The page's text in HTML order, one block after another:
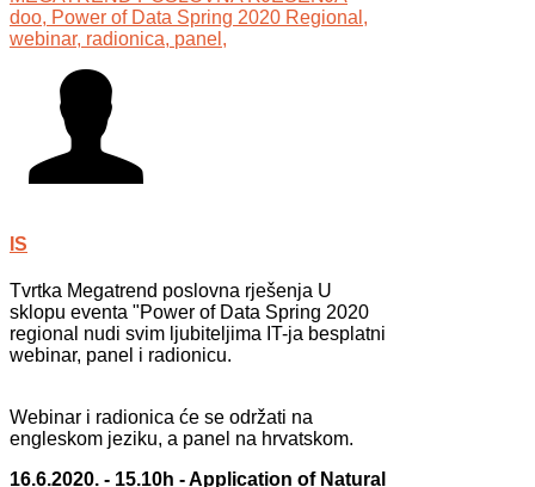
doo, Power of Data Spring 2020 Regional,
webinar, radionica, panel,
IS
Tvrtka Megatrend poslovna rješenja U
sklopu eventa "Power of Data Spring 2020
regional nudi svim ljubiteljima IT-ja besplatni
webinar, panel i radionicu.
Webinar i radionica će se održati na
engleskom jeziku, a panel na hrvatskom.
16.6.2020. - 15.10h - Application of Natural